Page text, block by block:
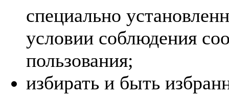
специально
условии соблюдения
пользования;
избирать и быть